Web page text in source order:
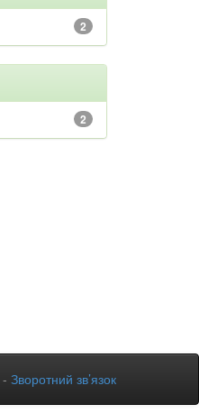
2
2
- Зворотний зв’язок